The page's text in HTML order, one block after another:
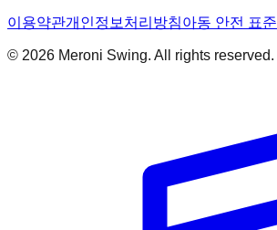
이용약관개인정보처리방침아동 안전 표준
© 2026 Meroni Swing. All rights reserved.